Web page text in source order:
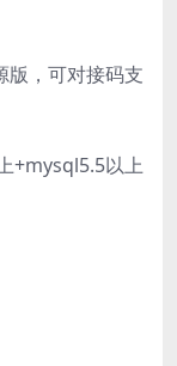
版，可对接码支
+mysql5.5以上